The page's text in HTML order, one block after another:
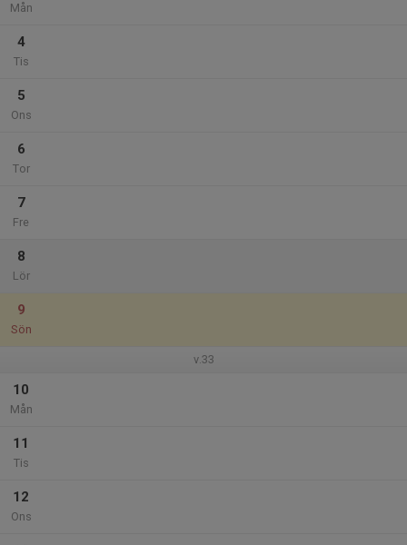
Mån
4
Tis
5
Ons
6
Tor
7
Fre
8
Lör
9
Sön
v.33
10
Mån
11
Tis
12
Ons